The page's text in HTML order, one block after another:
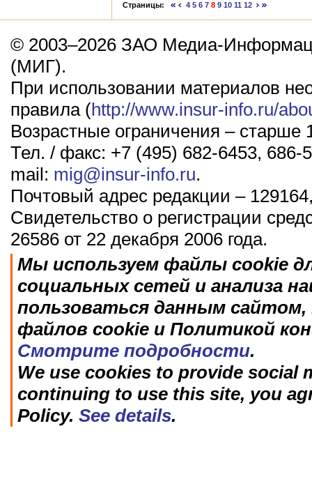
Страницы: 4 5 6 7 8 9 10 11 12
© 2003–2026 ЗАО Медиа-
(МИГ).
При использовании материалов
правила (http://www.insur-info.ru/
Возрастные ограничения – старше
Тел. / факс: +7 (495) 682-6453, 686-
mail: mig@insur-info.ru.
Почтовый адрес редакции –
Свидетельство о регистрации
26586 от 22 декабря 2006 года.
Мы используем файлы cookie
социальных сетей и анализа
пользоваться данным
файлов cookie и Политикой
Смотрите подробности.
We use cookies to provide social
continuing to use this site, you
Policy. See details.